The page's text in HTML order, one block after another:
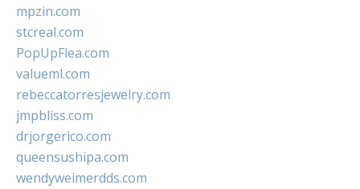
mpzin.com
stcreal.com
PopUpFlea.com
valueml.com
rebeccatorresjewelry.com
jmpbliss.com
drjorgerico.com
queensushipa.com
wendyweimerdds.com